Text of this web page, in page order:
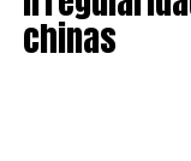
chinas